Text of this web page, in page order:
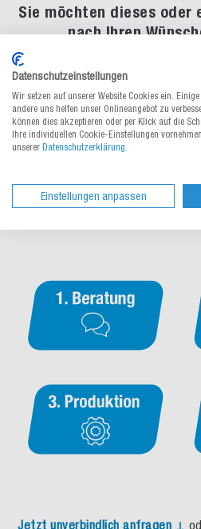
Sie möchten dieses oder
nach Ihren
Egal ob bedruckt mit Ihrem
Abmessungen, Formate und
Bedürfnisse
Wir besprechen gemeinsam Ihre
In 4 Schritten zu Ihrer
einfach
Jetzt unverbindlich anfragen ↓
Datenschutzeinstellungen
Wir setzen auf unserer Website Cookies ein.
andere uns helfen unser Onlineangebot zu
können dies akzeptieren oder per Klick auf die
Ihre individuellen Cookie-Einstellungen
unserer Datenschutzerklärung
Einstellungen anpassen